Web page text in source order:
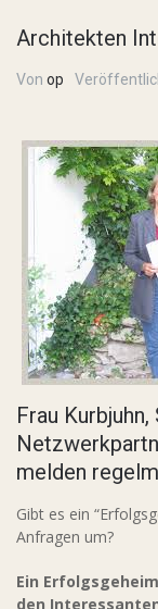
Architekten
Von op
Frau
melden
Gibt es ein
Anfragen um?
Ein
den